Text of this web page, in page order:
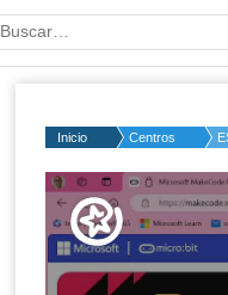
Palabra o frase:
Inicio Centros
Volume
50%